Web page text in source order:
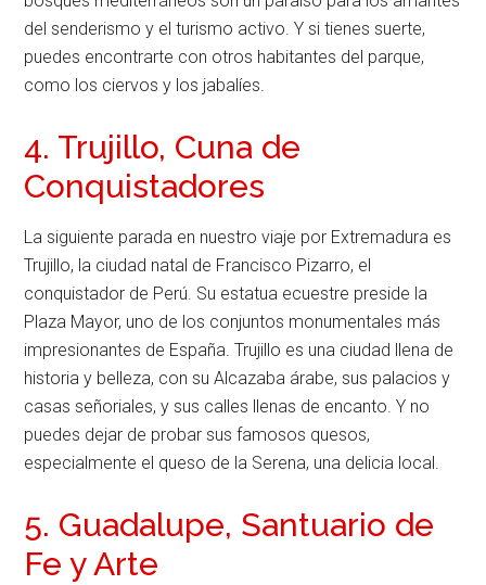
del senderismo y el turismo activo. Y si tienes suerte,
puedes encontrarte con otros habitantes del parque,
como los ciervos y los jabalíes.
4. Trujillo, Cuna de
Conquistadores
La siguiente parada en nuestro viaje por Extremadura es
Trujillo, la ciudad natal de Francisco Pizarro, el
conquistador de Perú. Su estatua ecuestre preside la
Plaza Mayor, uno de los conjuntos monumentales más
impresionantes de España. Trujillo es una ciudad llena de
historia y belleza, con su Alcazaba árabe, sus palacios y
casas señoriales, y sus calles llenas de encanto. Y no
puedes dejar de probar sus famosos quesos,
especialmente el queso de la Serena, una delicia local.
5. Guadalupe, Santuario de
Fe y Arte